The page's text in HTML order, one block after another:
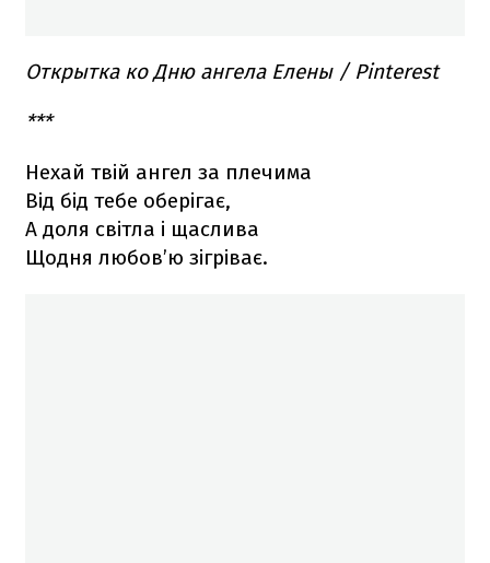
Открытка ко Дню ангела Елены / Pinterest
***
Нехай твій ангел за плечима
Від бід тебе оберігає,
А доля світла і щаслива
Щодня любов’ю зігріває.